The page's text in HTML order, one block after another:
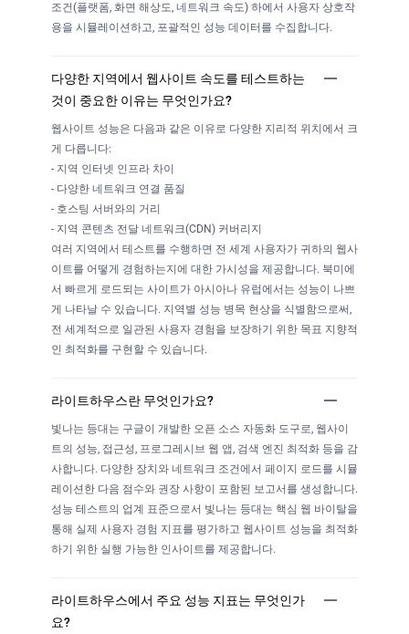
조건(플랫폼, 화면 해상도, 네트워크 속도) 하에서 사용자 상호작
용을 시뮬레이션하고, 포괄적인 성능 데이터를 수집합니다.
다양한 지역에서 웹사이트 속도를 테스트하는
것이 중요한 이유는 무엇인가요?
웹사이트 성능은 다음과 같은 이유로 다양한 지리적 위치에서 크
게 다릅니다:
- 지역 인터넷 인프라 차이
- 다양한 네트워크 연결 품질
- 호스팅 서버와의 거리
- 지역 콘텐츠 전달 네트워크(CDN) 커버리지
여러 지역에서 테스트를 수행하면 전 세계 사용자가 귀하의 웹사
이트를 어떻게 경험하는지에 대한 가시성을 제공합니다. 북미에
서 빠르게 로드되는 사이트가 아시아나 유럽에서는 성능이 나쁘
게 나타날 수 있습니다. 지역별 성능 병목 현상을 식별함으로써,
전 세계적으로 일관된 사용자 경험을 보장하기 위한 목표 지향적
인 최적화를 구현할 수 있습니다.
라이트하우스란 무엇인가요?
빛나는 등대는 구글이 개발한 오픈 소스 자동화 도구로, 웹사이
트의 성능, 접근성, 프로그레시브 웹 앱, 검색 엔진 최적화 등을 감
사합니다. 다양한 장치와 네트워크 조건에서 페이지 로드를 시뮬
레이션한 다음 점수와 권장 사항이 포함된 보고서를 생성합니다.
성능 테스트의 업계 표준으로서 빛나는 등대는 핵심 웹 바이탈을
통해 실제 사용자 경험 지표를 평가하고 웹사이트 성능을 최적화
하기 위한 실행 가능한 인사이트를 제공합니다.
라이트하우스에서 주요 성능 지표는 무엇인가
요?